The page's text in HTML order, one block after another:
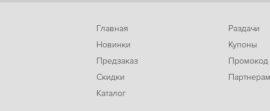
Главная
Новинки
Предзаказ
Скидки
Каталог
Раздачи
Купоны
Промокод